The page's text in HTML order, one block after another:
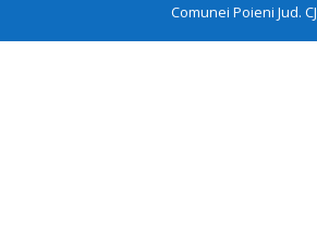
Comunei Poieni Jud. CJ